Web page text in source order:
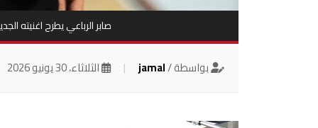
صابر الرباعي يطرح اغنيته
بواسطة /jamal
| الثلاثاء، 30 يونيو 2026